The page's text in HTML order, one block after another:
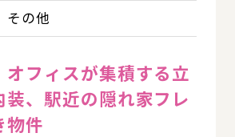
その他
オフィスが集積する立
装、駅近の隠れ家フレ
物件